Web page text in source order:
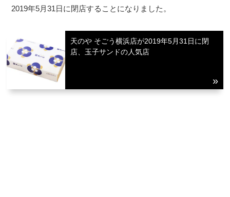
2019年5月31日に閉店することになりました。
天のや そごう横浜店が2019年5月31日に閉
店、玉子サンドの人気店